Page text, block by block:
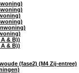
& B))
& B))
(fase2) (M4 Zij-entree)